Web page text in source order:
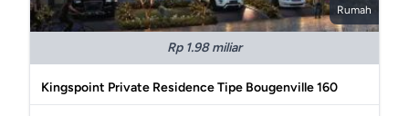
Rumah
Rp 1.98 miliar
Kingspoint Private Residence Tipe Bougenville 160